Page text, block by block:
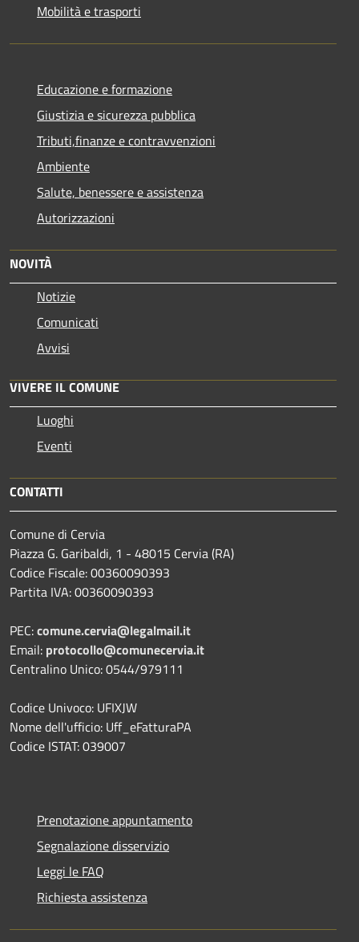
Mobilità e trasporti
Educazione e formazione
Giustizia e sicurezza pubblica
Tributi,finanze e contravvenzioni
Ambiente
Salute, benessere e assistenza
Autorizzazioni
NOVITÀ
Notizie
Comunicati
Avvisi
VIVERE IL COMUNE
Luoghi
Eventi
CONTATTI
Comune di Cervia
Piazza G. Garibaldi, 1 - 48015 Cervia (RA)
Codice Fiscale: 00360090393
Partita IVA: 00360090393
PEC:comune.cervia@legalmail.it
Email: protocollo@comunecervia.it
Centralino Unico: 0544/979111
Codice Univoco: UFIXJW
Nome dell'ufficio: Uff_eFatturaPA
Codice ISTAT: 039007
Prenotazione appuntamento
Segnalazione disservizio
Leggi le FAQ
Richiesta assistenza